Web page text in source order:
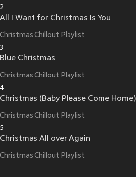
2
All I Want for Christmas Is You
Christmas Chillout Playlist
3
Blue Christmas
Christmas Chillout Playlist
4
Christmas (Baby Please Come Home)
Christmas Chillout Playlist
5
Christmas All over Again
Christmas Chillout Playlist